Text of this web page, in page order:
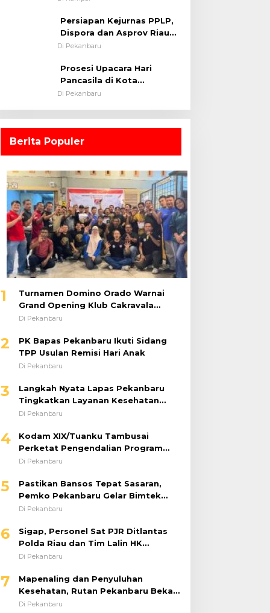
Persiapan Kejurnas PPLP,
Dispora dan Asprov Riau
Tinjau Kelayakan Rumput
Di Pekanbaru
Prosesi Upacara Hari
Pancasila di Kota
Pekanbaru Tetap Khidmat
Di Pekanbaru
Berita Populer
1
Turnamen Domino Orado Warnai
Grand Opening Klub Cakravala
Pekanbaru
Di Pekanbaru
2
PK Bapas Pekanbaru Ikuti Sidang
TPP Usulan Remisi Hari Anak
Di Pekanbaru
3
Langkah Nyata Lapas Pekanbaru
Tingkatkan Layanan Kesehatan
Melalui Program Prolanis
Di Pekanbaru
4
Kodam XIX/Tuanku Tambusai
Perketat Pengendalian Program
dan Anggaran 2026, Pastikan
Di Pekanbaru
5
Pastikan Bansos Tepat Sasaran,
Pemko Pekanbaru Gelar Bimtek
DTSEN Bagi Operator Puskessos
Di Pekanbaru
6
Sigap, Personel Sat PJR Ditlantas
Polda Riau dan Tim Lalin HK
Berjibaku Selamatkan Korban
Di Pekanbaru
7
Mapenaling dan Penyuluhan
Kesehatan, Rutan Pekanbaru Bekali
37 Tahanan Baru dengan Edukasi
Di Pekanbaru